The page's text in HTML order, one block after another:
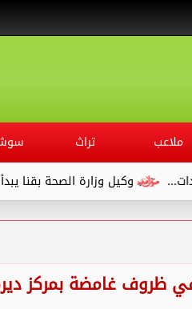
ملاعب تراث
وكيل وزارة الصحة بقنا يبدأ عمله
في ظروف غامضة بمركز